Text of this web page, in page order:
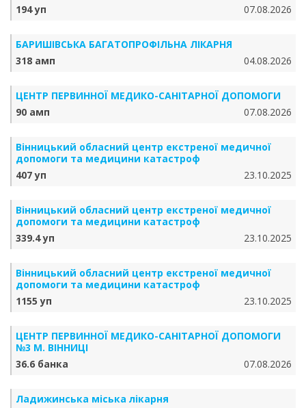
194 уп
07.08.2026
БАРИШІВСЬКА БАГАТОПРОФІЛЬНА ЛІКАРНЯ
318 амп
04.08.2026
ЦЕНТР ПЕРВИННОЇ МЕДИКО-САНІТАРНОЇ ДОПОМОГИ
90 амп
07.08.2026
Вінницький обласний центр екстреної медичної
допомоги та медицини катастроф
407 уп
23.10.2025
Вінницький обласний центр екстреної медичної
допомоги та медицини катастроф
339.4 уп
23.10.2025
Вінницький обласний центр екстреної медичної
допомоги та медицини катастроф
1155 уп
23.10.2025
ЦЕНТР ПЕРВИННОЇ МЕДИКО-САНІТАРНОЇ ДОПОМОГИ
№3 М. ВІННИЦІ
36.6 банка
07.08.2026
Ладижинська міська лікарня